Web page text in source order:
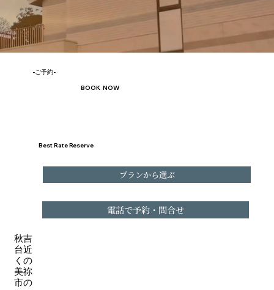
BOOK NOW
-ご予約-
プランから選ぶ
Best Rate Reserve
電話で予約・問合せ
秋吉
台近
くの
美祢
市の